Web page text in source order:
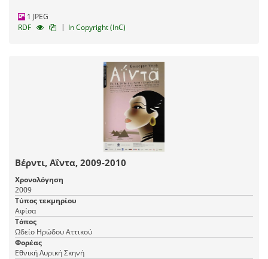
1 JPEG
RDF
| In Copyright (InC)
Βέρντι, Αΐντα, 2009-2010
Χρονολόγηση
2009
Τύπος τεκμηρίου
Αφίσα
Τόπος
Ωδείο Ηρώδου Αττικού
Φορέας
Εθνική Λυρική Σκηνή